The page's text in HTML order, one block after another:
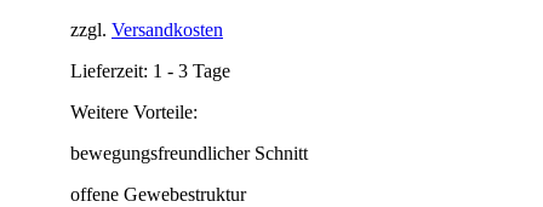
zzgl. Versandkosten
Lieferzeit: 1 - 3 Tage
Weitere Vorteile:
bewegungsfreundlicher Schnitt
offene Gewebestruktur